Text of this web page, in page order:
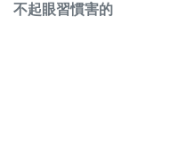
不起眼習慣害的